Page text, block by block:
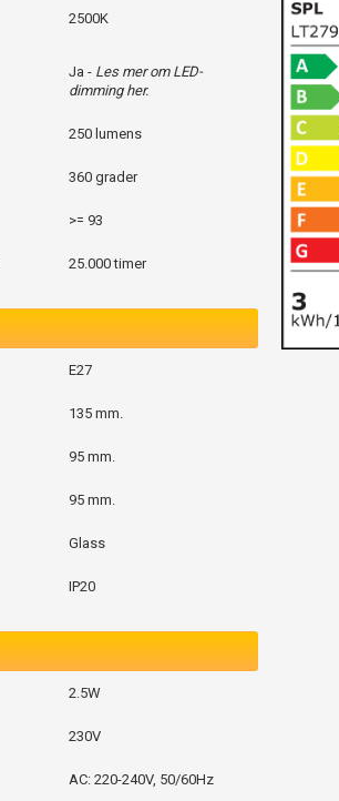
2500K
Ja - Les mer om LED-
dimming her.
250 lumens
360 grader
>= 93
25.000 timer
E27
135 mm.
95 mm.
95 mm.
Glass
IP20
2.5W
230V
AC: 220-240V, 50/60Hz